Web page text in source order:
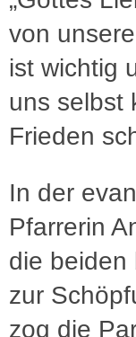
von
ist wichtig
uns selbst
Frieden
In der
Pfarrerin
die beiden
zur
zog die